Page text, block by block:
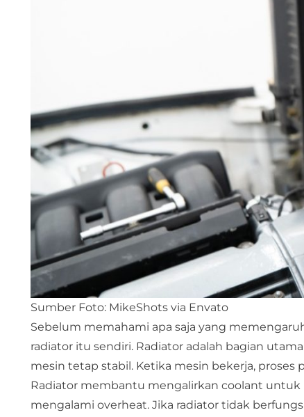
Sumber Foto: MikeShots via Envato
Sebelum memahami apa saja yang
radiator itu sendiri. Radiator adalah bagian
mesin tetap stabil. Ketika mesin bekerja,
Radiator membantu mengalirkan coolant
mengalami overheat. Jika radiator tidak